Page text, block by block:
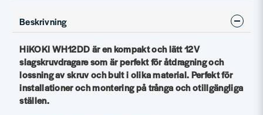
Beskrivning
HiKOKI WH12DD är en kompakt och lätt 12V
slagskruvdragare som är perfekt för åtdragning och
lossning av skruv och bult i olika material. Perfekt för
installationer och montering på trånga och otillgängliga
ställen.